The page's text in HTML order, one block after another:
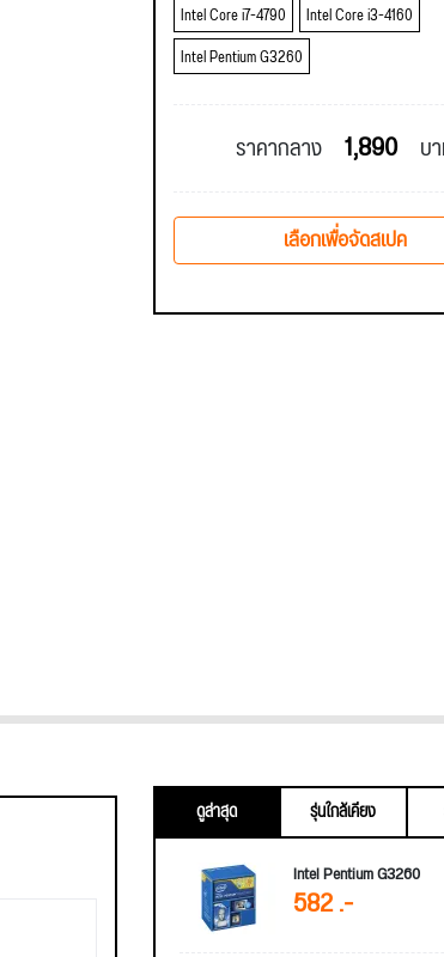
Intel Core i7-4790
Intel Core i3-4160
Intel Pentium G3260
ราคากลาง 1,890 บ
เลือกเพื่อจัดสเปค
ดูล่าสุด รุ่นใกล้เคียง
Intel Pentium G3260
582 .-